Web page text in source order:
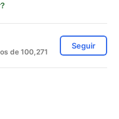
de 100,271
Seguir